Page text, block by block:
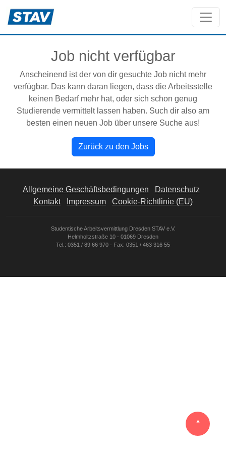
‸
Job nicht verfügbar
Anscheinend ist der von dir gesuchte Job nicht mehr
verfügbar. Das kann daran liegen, dass die Arbeitsstelle
keinen Bedarf mehr hat, oder sich schon genug
Studierende vermittelt lassen haben. Such dir also am
besten einen neuen Job über unsere Suche aus!
Zurück zu den Jobs
Allgemeine Geschäftsbedingungen
Datenschutz
Kontakt
Impressum Cookie-Richtlinie (EU)
Studentische Arbeitsvermittlung Dresden STAV e.V.
Helmholtzstraße 10 - 01069 Dresden
Tel.: 0351 / 89 66 970 - Fax: 0351 / 463 316 55